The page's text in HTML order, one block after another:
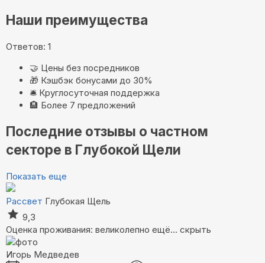
Наши преимущества
Ответов: 1
🤝 Цены без посредников
🎁 Кэшбэк бонусами до 30%
🛎️ Круглосуточная поддержка
🏨 Более 7 предложений
Последние отзывы о частном
секторе в Глубокой Щели
Показать еще
Рассвет Глубокая Щель
9,3
Оценка проживания: великолепно ещё... скрыть
Игорь Медведев